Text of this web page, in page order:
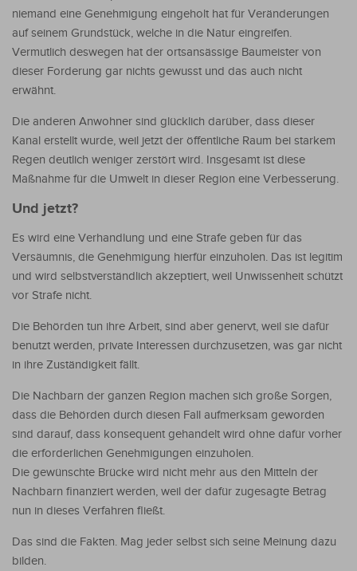
niemand eine Genehmigung eingeholt hat für Veränderungen
auf seinem Grundstück, welche in die Natur eingreifen.
Vermutlich deswegen hat der ortsansässige Baumeister von
dieser Forderung gar nichts gewusst und das auch nicht
erwähnt.
Die anderen Anwohner sind glücklich darüber, dass dieser
Kanal erstellt wurde, weil jetzt der öffentliche Raum bei starkem
Regen deutlich weniger zerstört wird. Insgesamt ist diese
Maßnahme für die Umwelt in dieser Region eine Verbesserung.
Und jetzt?
Es wird eine Verhandlung und eine Strafe geben für das
Versäumnis, die Genehmigung hierfür einzuholen. Das ist legitim
und wird selbstverständlich akzeptiert, weil Unwissenheit schützt
vor Strafe nicht.
Die Behörden tun ihre Arbeit, sind aber genervt, weil sie dafür
benutzt werden, private Interessen durchzusetzen, was gar nicht
in ihre Zuständigkeit fällt.
Die Nachbarn der ganzen Region machen sich große Sorgen,
dass die Behörden durch diesen Fall aufmerksam geworden
sind darauf, dass konsequent gehandelt wird ohne dafür vorher
die erforderlichen Genehmigungen einzuholen.
Die gewünschte Brücke wird nicht mehr aus den Mitteln der
Nachbarn finanziert werden, weil der dafür zugesagte Betrag
nun in dieses Verfahren fließt.
Das sind die Fakten. Mag jeder selbst sich seine Meinung dazu
bilden.